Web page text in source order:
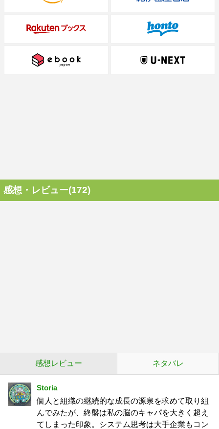
感想・レビュー(172)
感想レビュー ネタバレ
Storia
個人と組織の継続的な成長の源泉を求めて取り組
んでみたが、終盤は私の脳のキャパを大きく超え
てしまった印象。システム思考は大手企業もコン